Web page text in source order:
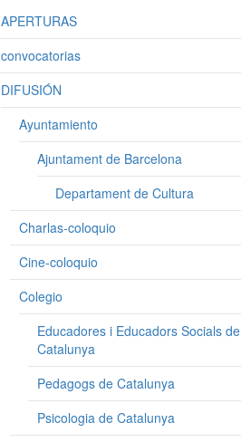
APERTURAS
convocatorias
DIFUSIÓN
Ayuntamiento
Ajuntament de Barcelona
Departament de Cultura
Charlas-coloquio
Cine-coloquio
Colegio
Educadores i Educadors Socials de
Catalunya
Pedagogs de Catalunya
Psicologia de Catalunya